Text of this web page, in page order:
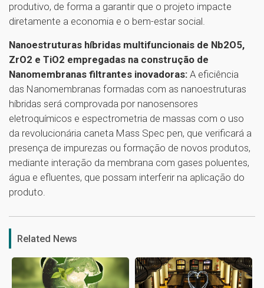
produtivo, de forma a garantir que o projeto impacte
diretamente a economia e o bem-estar social.
Nanoestruturas híbridas multifuncionais de Nb2O5,
ZrO2 e TiO2 empregadas na construção de
Nanomembranas filtrantes inovadoras: A eficiência
das Nanomembranas formadas com as nanoestruturas
híbridas será comprovada por nanosensores
eletroquímicos e espectrometria de massas com o uso
da revolucionária caneta Mass Spec pen, que verificará a
presença de impurezas ou formação de novos produtos,
mediante interação da membrana com gases poluentes,
água e efluentes, que possam interferir na aplicação do
produto.
Related News